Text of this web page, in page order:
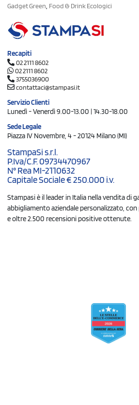
Gadget Green, Food & Drink Ecologici
Recapiti
02 2111 8602
02 2111 8602
3755036900
contattaci@stampasi.it
Servizio Clienti
Lunedì - Venerdì 9.00-13.00 | 14.30-18.00
Sede Legale
Piazza IV Novembre, 4 - 20124 Milano (MI)
StampaSi s.r.l.
P.Iva/C.F. 09734470967
N° Rea MI-2110632
Capitale Sociale € 250.000 i.v.
Stampasi è il leader in Italia nella vendita di
abbigliamento aziendale personalizzato,
e oltre 2.500 recensioni positive ottenute.